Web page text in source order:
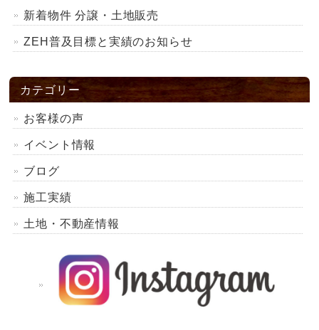
新着物件 分譲・土地販売
ZEH普及目標と実績のお知らせ
カテゴリー
お客様の声
イベント情報
ブログ
施工実績
土地・不動産情報